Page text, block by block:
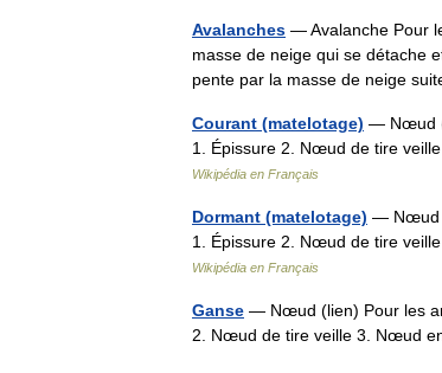
Avalanches — Avalanche Pour
masse de neige qui se détache
pente par la masse de neige
Courant (matelotage) — Nœud
1. Épissure 2. Nœud de tire
Wikipédia en Français
Dormant (matelotage) — Nœud
1. Épissure 2. Nœud de tire
Wikipédia en Français
Ganse — Nœud (lien) Pour les
2. Nœud de tire veille 3. Nœud